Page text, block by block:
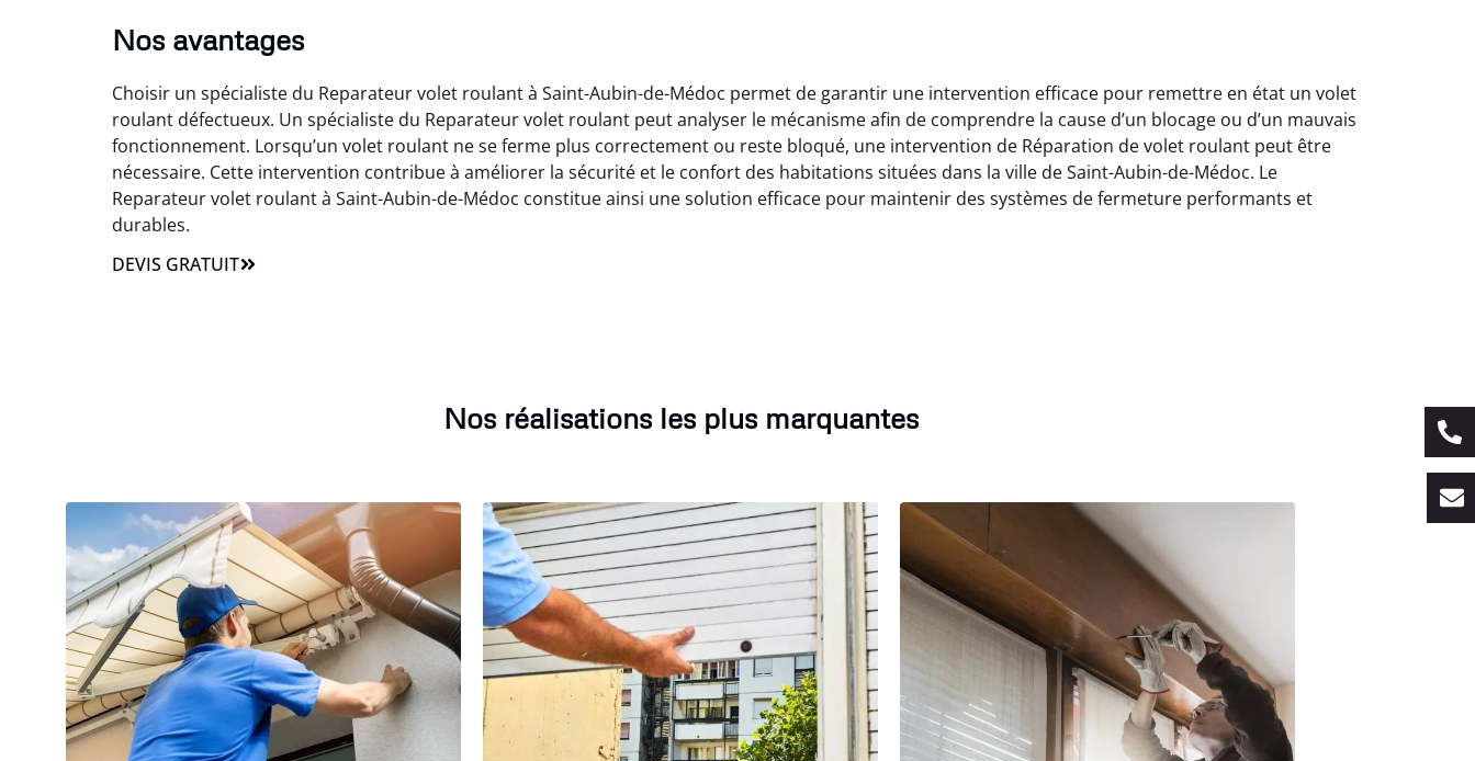
Nos avantages
Choisir un spécialiste du Reparateur volet roulant à Saint-Aubin-de-Médoc permet de garantir une intervention efficace pour remettre en état un volet
roulant défectueux. Un spécialiste du Reparateur volet roulant peut analyser le mécanisme afin de comprendre la cause d’un blocage ou d’un mauvais
fonctionnement. Lorsqu’un volet roulant ne se ferme plus correctement ou reste bloqué, une intervention de Réparation de volet roulant peut être
nécessaire. Cette intervention contribue à améliorer la sécurité et le confort des habitations situées dans la ville de Saint-Aubin-de-Médoc. Le
Reparateur volet roulant à Saint-Aubin-de-Médoc constitue ainsi une solution efficace pour maintenir des systèmes de fermeture performants et
durables.
DEVIS GRATUIT
Nos réalisations les plus marquantes